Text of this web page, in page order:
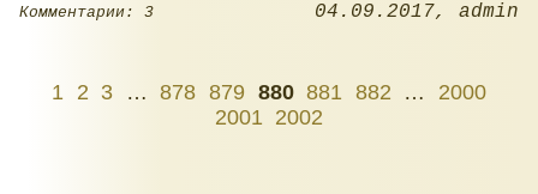
Комментарии: 3 04.09.2017 admin
1 2 3 … 878 879 880 881 882 …
2000
2001 2002